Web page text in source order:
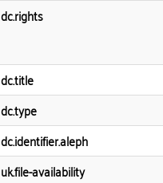
dc.rights
dc.title
dc.type
dc.identifier.aleph
uk.file-availability